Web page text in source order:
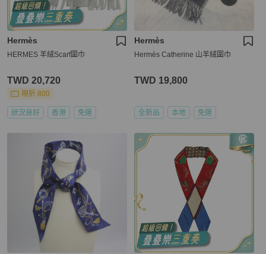
Hermès
HERMES 羊絨Scarf圍巾
TWD 20,720
現折 800
狀況良好 香港 免運
Hermès
Hermès Catherine 山羊絨圍巾
TWD 19,800
全新品 本地 免運